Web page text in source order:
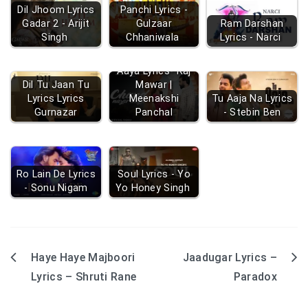
Dil Jhoom Lyrics
Gadar 2 - Arijit
Singh
Panchi Lyrics -
Gulzaar
Chhaniwala
Ram Darshan
Lyrics - Narci
Dil Tu Jaan Tu
Lyrics Lyrics
Gurnazar
Aaya Lyrics- Raj
Mawar |
Meenakshi
Panchal
Tu Aaja Na Lyrics
- Stebin Ben
Ro Lain De Lyrics
- Sonu Nigam
Soul Lyrics - Yo
Yo Honey Singh
PostHaye Haye Majboori
Lyrics – Shruti Rane
Jaadugar Lyrics –
Paradox